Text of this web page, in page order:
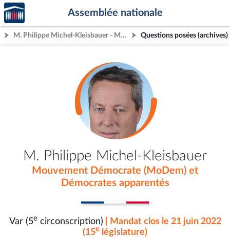
Aller au contenu
Aller en bas de la page
Accèder
à la
page
d'accueil
Assemblée nationale
M. Philippe Michel-Kleisbauer - Mandat clos - Var (5e circonscription) Questions posées (archives)
M. Philippe Michel-Kleisbauer
Mouvement Démocrate (MoDem) et
Démocrates apparentés
Var (5ecirconscription)
| Mandat clos le 21 juin 2022
(15e législature)